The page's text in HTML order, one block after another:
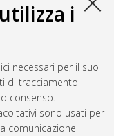
i
necessari per il suo
di tracciamento
consenso.
sono usati per
comunicazione
decision-
of individual
Studiorum
in
neuroscience , 30
8410.
Aug 6 20:38:56 2026